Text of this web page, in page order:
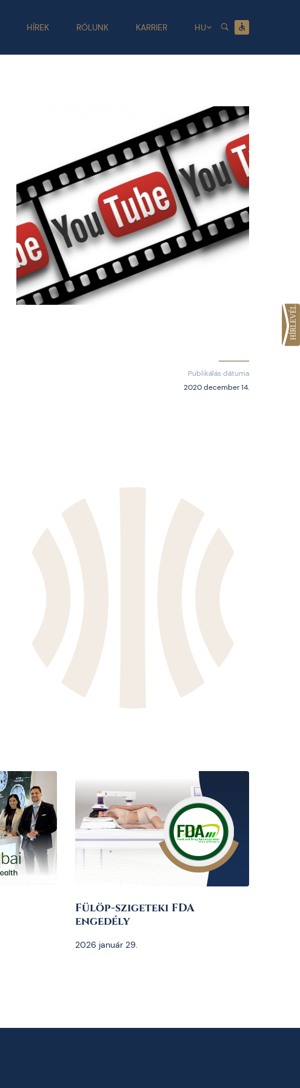
HÍREK RÓLUNK KARRIER HU
Publikálás dátuma
2020 december 14.
Fülöp-szigeteki FDA
engedély
2026 január 29.